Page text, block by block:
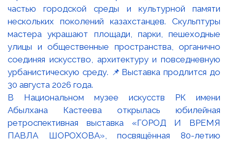
В Национальном музее искусств РК имени
Абылхана Кастеева открылась юбилейная
ретроспективная выставка «ГОРОД И ВРЕМЯ
ПАВЛА ШОРОХОВА», посвящённая 80-летию